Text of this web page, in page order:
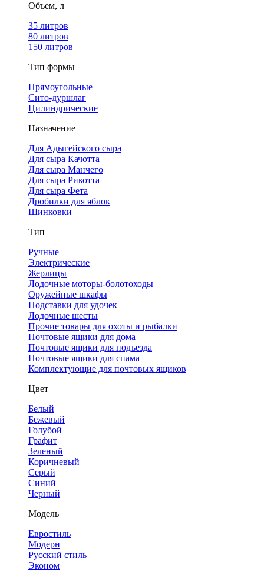
Объем, л
35 литров
80 литров
150 литров
Тип формы
Прямоугольные
Сито-дуршлаг
Цилиндрические
Назначение
Для Адыгейского сыра
Для сыра Качотта
Для сыра Манчего
Для сыра Рикотта
Для сыра Фета
Дробилки для яблок
Шинковки
Тип
Ручные
Электрические
Жерлицы
Лодочные моторы-болотоходы
Оружейные шкафы
Подставки для удочек
Лодочные шесты
Прочие товары для охоты и рыбалки
Почтовые ящики для дома
Почтовые ящики для подъезда
Почтовые ящики для спама
Комплектующие для почтовых ящиков
Цвет
Белый
Бежевый
Голубой
Графит
Зеленый
Коричневый
Серый
Синий
Черный
Модель
Евростиль
Модерн
Русский стиль
Эконом